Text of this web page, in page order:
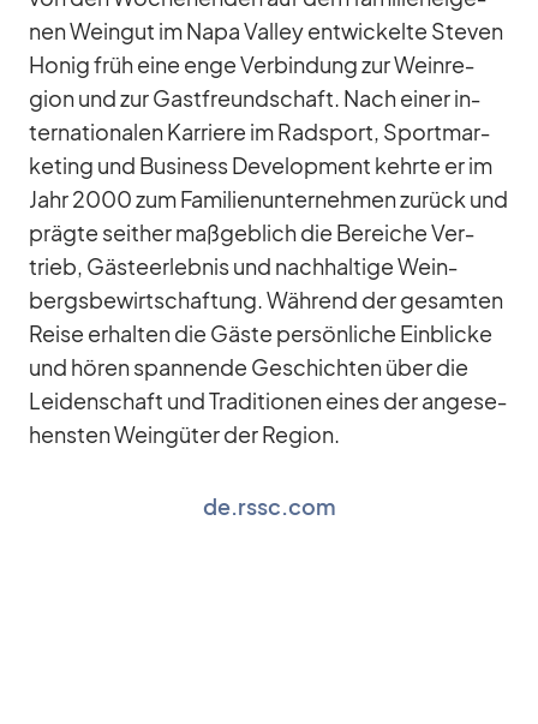
nen Wein­gut im Napa Val­ley ent­wi­ckelte Ste­ven
Ho­nig früh eine enge Ver­bin­dung zur Wein­re­
gion und zur Gast­freund­schaft. Nach ei­ner in­
ter­na­tio­na­len Kar­riere im Rad­sport, Sport­mar­
ke­ting und Busi­ness De­ve­lo­p­ment kehrte er im
Jahr 2000 zum Fa­mi­li­en­un­ter­neh­men zu­rück und
prägte seit­her maß­geb­lich die Be­rei­che Ver­
trieb, Gäs­te­er­leb­nis und nach­hal­tige Wein­
bergs­be­wirt­schaf­tung. Wäh­rend der ge­sam­ten
Reise er­hal­ten die Gäste per­sön­li­che Ein­bli­cke
und hö­ren span­nende Ge­schich­ten über die
Lei­den­schaft und Tra­di­tio­nen ei­nes der an­ge­se­
hens­ten Wein­gü­ter der Re­gion.
de.rssc.com